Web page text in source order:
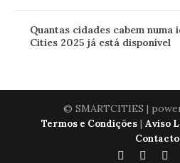
Quantas cidades cabem numa
Cities 2025 já está disponível
© SMARTCITIES |
Termos e Condições | Aviso